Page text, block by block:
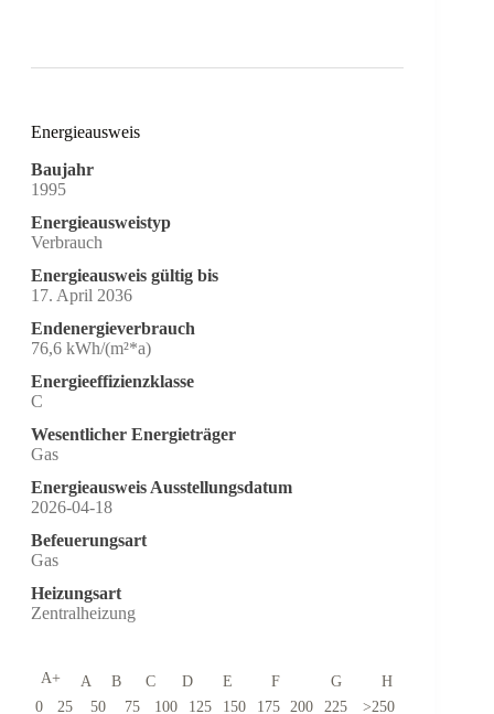
Energieausweis
Baujahr
1995
Energieausweistyp
Verbrauch
Energieausweis gültig bis
17. April 2036
Endenergieverbrauch
76,6 kWh/(m²*a)
Energieeffizienzklasse
C
Wesentlicher Energieträger
Gas
Energieausweis Ausstellungsdatum
2026-04-18
Befeuerungsart
Gas
Heizungsart
Zentralheizung
A+ A B C D E F G
H
0
25 50 75 100 125 150 175 200 225 >250